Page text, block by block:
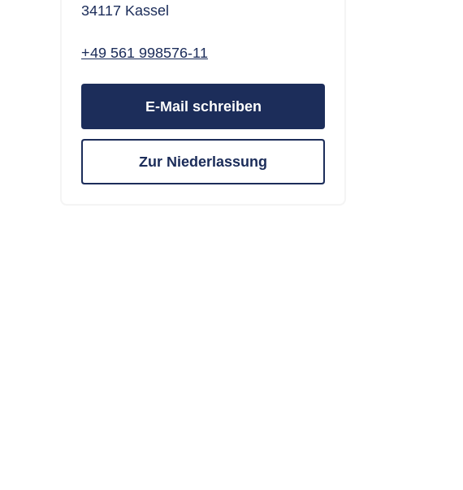
34117 Kassel
+49 561 998576-11
E-Mail schreiben
Zur Niederlassung